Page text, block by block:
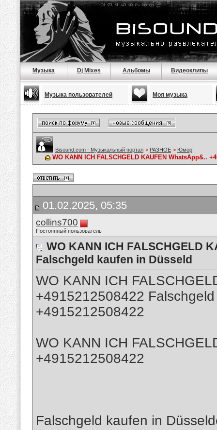
Музыка Dj Mixes Альбомы Видеоклипы
Музыка пользователей Моя музыка
Bisound.com - Музыкальный портал > РАЗНОЕ > Юмор
WO KANN ICH FALSCHGELD KAUFEN WhatsApp&..
01.02.2025, 05:35
collins700
Постоянный пользователь
WO KANN ICH FALSCHGELD
Falschgeld kaufen in Düsseld
WO KANN ICH
+4915212508422
+4915212508422
WO KANN ICH
+4915212508422
Falschgeld kaufen in